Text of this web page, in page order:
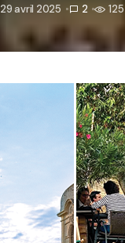
29 avril 2025 2 125